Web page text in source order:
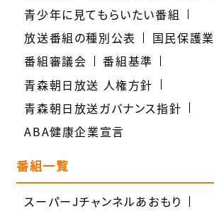
青少年に見てもらいたい番組
放送番組の種別公表
国民保護
番組審議会
番組基準
青森朝日放送 人権方針
青森朝日放送ガバナンス指針
ABA健康企業宣言
番組一覧
スーパーJチャンネルあおもり